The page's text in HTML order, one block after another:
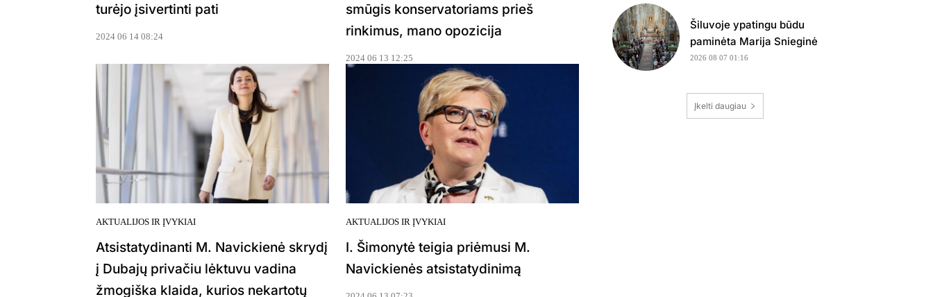
turėjo įsivertinti pati
2024 06 14 08:24
smūgis konservatoriams prieš
rinkimus, mano opozicija
2024 06 13 12:25
AKTUALIJOS IR ĮVYKIAI
Atsistatydinanti M. Navickienė skrydį
į Dubajų privačiu lėktuvu vadina
žmogiška klaida, kurios nekartotų
AKTUALIJOS IR ĮVYKIAI
I. Šimonytė teigia priėmusi M.
Navickienės atsistatydinimą
Šiluvoje ypatingu būdu
paminėta Marija Snieginė
2026 08 07 01:16
Įkelti daugiau